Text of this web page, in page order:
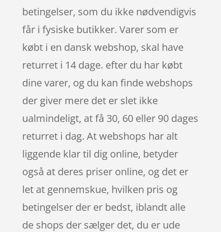
betingelser, som du ikke nødvendigvis
får i fysiske butikker. Varer som er
købt i en dansk webshop, skal have
returret i 14 dage. efter du har købt
dine varer, og du kan finde webshops
der giver mere det er slet ikke
ualmindeligt, at få 30, 60 eller 90 dages
returret i dag. At webshops har alt
liggende klar til dig online, betyder
også at deres priser online, og det er
let at gennemskue, hvilken pris og
betingelser der er bedst, iblandt alle
de shops der sælger det, du er ude